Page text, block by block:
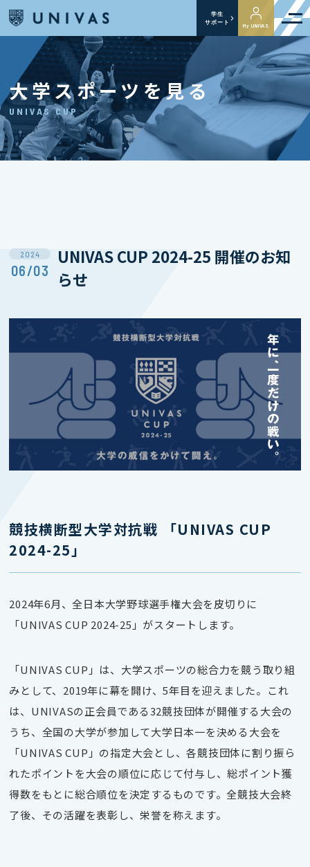
学生
サポート
My UNIVAS
大学スポーツを見る
UNIVAS CUP
2024
06/03
UNIVAS CUP 2024-25 開催のお知
らせ
競技横断型大学対抗戦 「UNIVAS CUP
2024-25」
2024年6月、全日本大学野球選手権大会を皮切りに
「UNIVAS CUP 2024-25」がスタートします。
「UNIVAS CUP」は、大学スポーツの総合力を競う取り組
みとして、2019年に幕を開け、5年目を迎え ました。これ
は、UNIVASの正会員である32競技団体が開催する大会の
うち、全国の大学が参加して大学日本一を決める大会を
「UNIVAS CUP」の指定大会とし、各競技団体に割り振ら
れたポイントを大会の順位に応じて付与し、総ポイント獲
得数をもとに総合順位を決定するものです。全競技大会終
了後、その活躍を表彰し、栄誉を称えます。